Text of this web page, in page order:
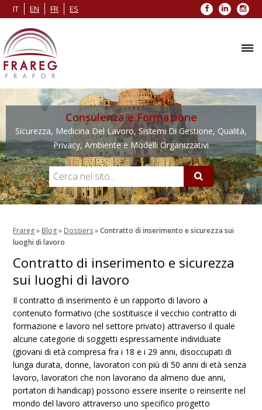
IT EN FR ES Facebook
LinkedIn
Consulenza e Formazione
Sicurezza, Medicina Del Lavoro, Sistemi Di Gestione, Qualità,
Privacy, Ambiente e Modelli Organizzativi
Frareg» Blog» Dossiers»Contratto di inserimento e sicurezza sui
luoghi di lavoro
Contratto di inserimento e sicurezza
sui luoghi di lavoro
Il contratto di inserimento è un rapporto di lavoro a
contenuto formativo (che sostituisce il vecchio contratto di
formazione e lavoro nel settore privato) attraverso il quale
alcune categorie di soggetti espressamente individuate
(giovani di età compresa fra i 18 e i 29 anni, disoccupati di
lunga durata, donne, lavoratori con più di 50 anni di età senza
lavoro, lavoratori che non lavorano da almeno due anni,
portatori di handicap) possono essere inserite o reinserite nel
mondo del lavoro attraverso uno specifico progetto